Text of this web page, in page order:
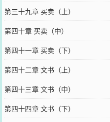
第三十九章 买卖（上）
第四十章 买卖（中）
第四十一章 买卖（下）
第四十二章 文书（上）
第四十三章 文书（中）
第四十四章 文书（下）